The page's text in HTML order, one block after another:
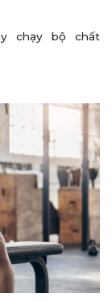
chạy bộ chất